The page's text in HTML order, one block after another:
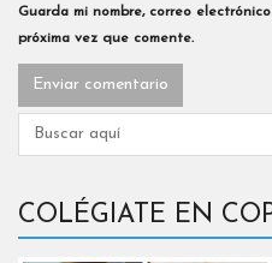
Guarda mi nombre, correo
próxima vez que comente.
COLÉGIATE EN